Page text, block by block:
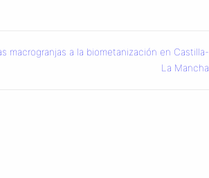
macrogranjas a la biometanización en Castilla-
La Mancha